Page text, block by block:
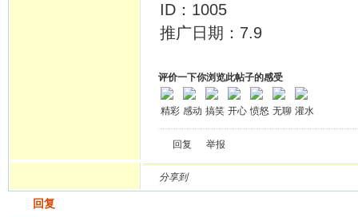
ID：1005
推广日期：7.9
评价一下你浏览此帖子的感受
精彩 感动 搞笑 开心 愤怒 无聊 灌水
回复 举报
分享到
回复